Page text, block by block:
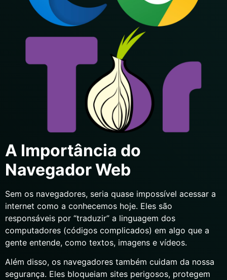
A Importância do
Navegador Web
Sem os navegadores, seria quase impossível acessar a
internet como a conhecemos hoje. Eles são
responsáveis por “traduzir” a linguagem dos
computadores (códigos complicados) em algo que a
gente entende, como textos, imagens e vídeos.
Além disso, os navegadores também cuidam da nossa
segurança. Eles bloqueiam sites perigosos, protegem